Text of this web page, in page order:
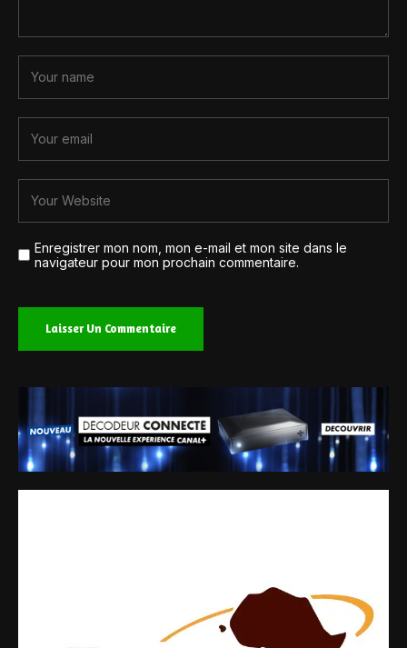
Enregistrer mon nom, mon e-mail et mon site dans le
navigateur pour mon prochain commentaire.